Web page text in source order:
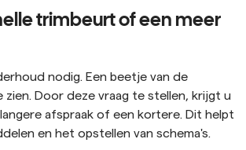
trimbeurt of een meer
nodig. Een beetje van de
Door deze vraag te stellen, krijgt u
afspraak of een kortere. Dit helpt
en het opstellen van schema's.